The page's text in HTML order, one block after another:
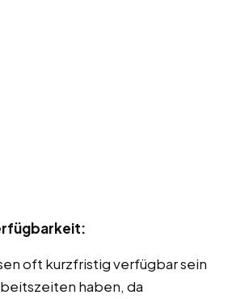
oft kurzfristig verfügbar sein
haben, da